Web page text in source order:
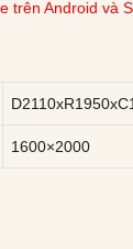
trên Android và
1600×2000